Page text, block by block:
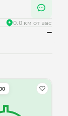
0.0 км от вас
—